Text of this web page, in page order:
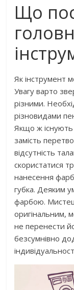
Що
Як інструмент
Увагу варто
різними.
різновидами
Якщо ж
замість
відсутність
скористатися
нанесення
губка. Деяким
фарбою.
оригінальним,
не перенести
безсумнівно